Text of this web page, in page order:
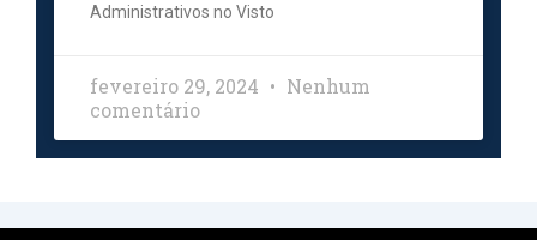
Administrativos no Visto
fevereiro 29, 2024
Nenhum
comentário